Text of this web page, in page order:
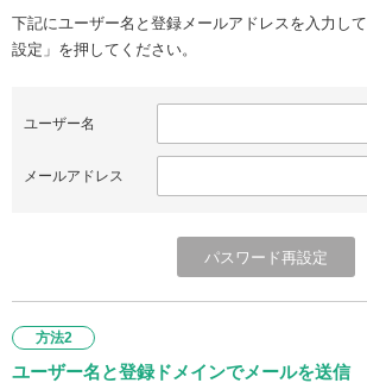
下記にユーザー名と登録メールアドレスを入力し
設定」を押してください。
ユーザー名
メールアドレス
方法2
ユーザー名と登録ドメインでメールを送信